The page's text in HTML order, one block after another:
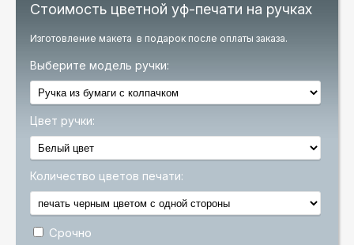
Стоимость цветной уф-печати на ручках
Изготовление макета в подарок после оплаты заказа.
Выберите модель ручки:
Цвет ручки:
Количество цветов печати:
Срочно